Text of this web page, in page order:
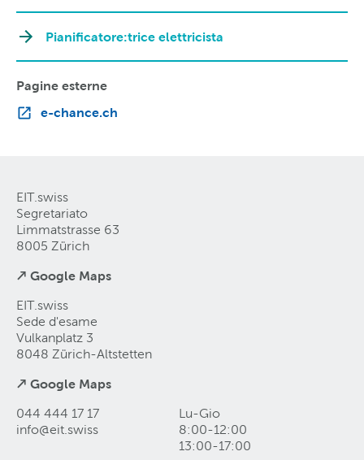
Pianificatore:trice elettricista
Pagine esterne
e-chance.ch
EIT.swiss
Segretariato
Limmatstrasse 63
8005 Zürich
↗ Google Maps
EIT.swiss
Sede d'esame
Vulkanplatz 3
8048 Zürich-Altstetten
↗ Google Maps
044 444 17 17
info@eit swiss
Lu-Gio
8:00-12:00
13:00-17:00